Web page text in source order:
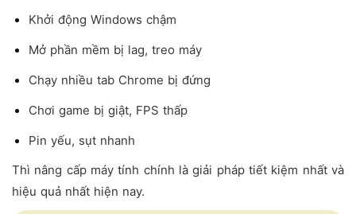
Khởi động Windows chậm
Mở phần mềm bị lag, treo máy
Chạy nhiều tab Chrome bị đứng
Chơi game bị giật, FPS thấp
Pin yếu, sụt nhanh
Thì nâng cấp máy tính chính là giải pháp tiết kiệm nhất và
hiệu quả nhất hiện nay.